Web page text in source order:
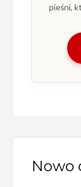
pieśni,
Nowo